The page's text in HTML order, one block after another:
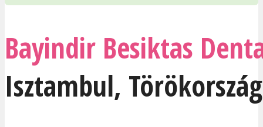
Bayindir Besiktas
Isztambul, Törökország